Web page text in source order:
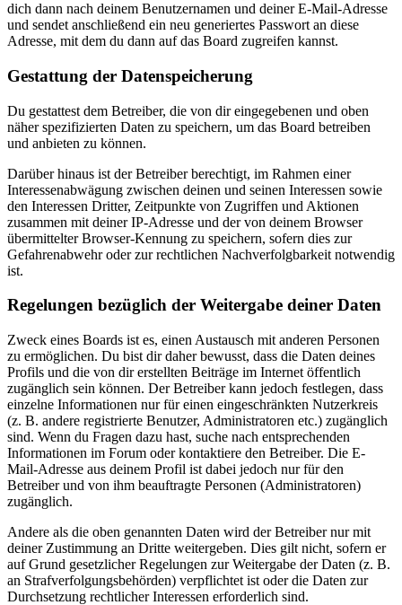
dich dann nach deinem Benutzernamen und deiner E-Mail-Adresse
und sendet anschließend ein neu generiertes Passwort an diese
Adresse, mit dem du dann auf das Board zugreifen kannst.
Gestattung der Datenspeicherung
Du gestattest dem Betreiber, die von dir eingegebenen und oben
näher spezifizierten Daten zu speichern, um das Board betreiben
und anbieten zu können.
Darüber hinaus ist der Betreiber berechtigt, im Rahmen einer
Interessenabwägung zwischen deinen und seinen Interessen sowie
den Interessen Dritter, Zeitpunkte von Zugriffen und Aktionen
zusammen mit deiner IP-Adresse und der von deinem Browser
übermittelter Browser-Kennung zu speichern, sofern dies zur
Gefahrenabwehr oder zur rechtlichen Nachverfolgbarkeit notwendig
ist.
Regelungen bezüglich der Weitergabe deiner Daten
Zweck eines Boards ist es, einen Austausch mit anderen Personen
zu ermöglichen. Du bist dir daher bewusst, dass die Daten deines
Profils und die von dir erstellten Beiträge im Internet öffentlich
zugänglich sein können. Der Betreiber kann jedoch festlegen, dass
einzelne Informationen nur für einen eingeschränkten Nutzerkreis
(z. B. andere registrierte Benutzer, Administratoren etc.) zugänglich
sind. Wenn du Fragen dazu hast, suche nach entsprechenden
Informationen im Forum oder kontaktiere den Betreiber. Die E-
Mail-Adresse aus deinem Profil ist dabei jedoch nur für den
Betreiber und von ihm beauftragte Personen (Administratoren)
zugänglich.
Andere als die oben genannten Daten wird der Betreiber nur mit
deiner Zustimmung an Dritte weitergeben. Dies gilt nicht, sofern er
auf Grund gesetzlicher Regelungen zur Weitergabe der Daten (z. B.
an Strafverfolgungsbehörden) verpflichtet ist oder die Daten zur
Durchsetzung rechtlicher Interessen erforderlich sind.